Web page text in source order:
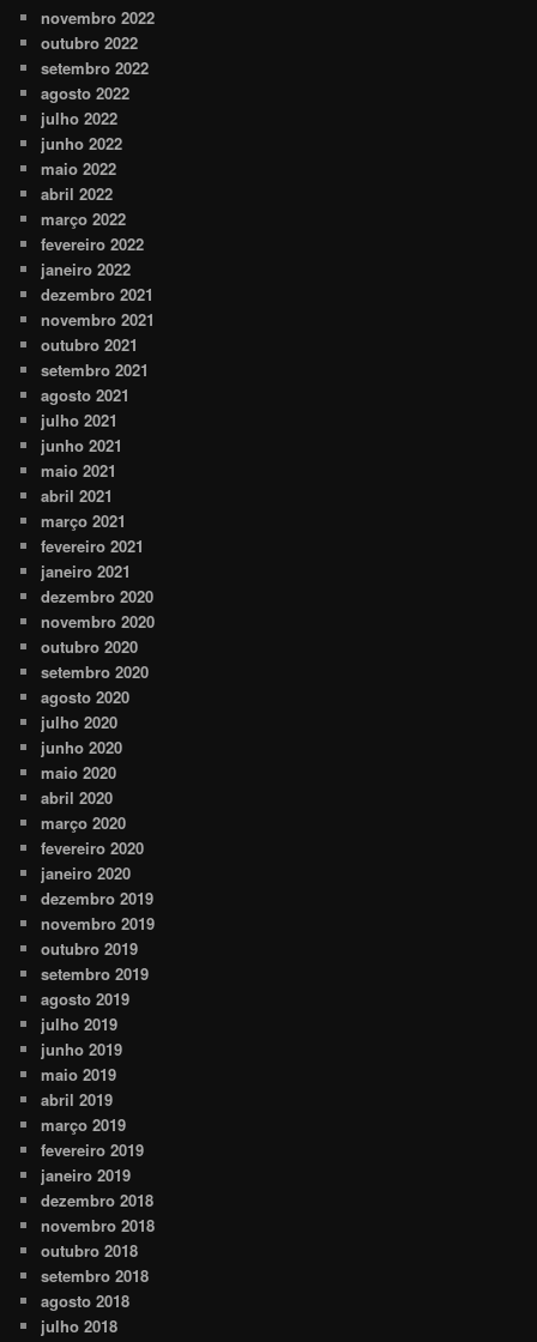
novembro 2022
outubro 2022
setembro 2022
agosto 2022
julho 2022
junho 2022
maio 2022
abril 2022
março 2022
fevereiro 2022
janeiro 2022
dezembro 2021
novembro 2021
outubro 2021
setembro 2021
agosto 2021
julho 2021
junho 2021
maio 2021
abril 2021
março 2021
fevereiro 2021
janeiro 2021
dezembro 2020
novembro 2020
outubro 2020
setembro 2020
agosto 2020
julho 2020
junho 2020
maio 2020
abril 2020
março 2020
fevereiro 2020
janeiro 2020
dezembro 2019
novembro 2019
outubro 2019
setembro 2019
agosto 2019
julho 2019
junho 2019
maio 2019
abril 2019
março 2019
fevereiro 2019
janeiro 2019
dezembro 2018
novembro 2018
outubro 2018
setembro 2018
agosto 2018
julho 2018